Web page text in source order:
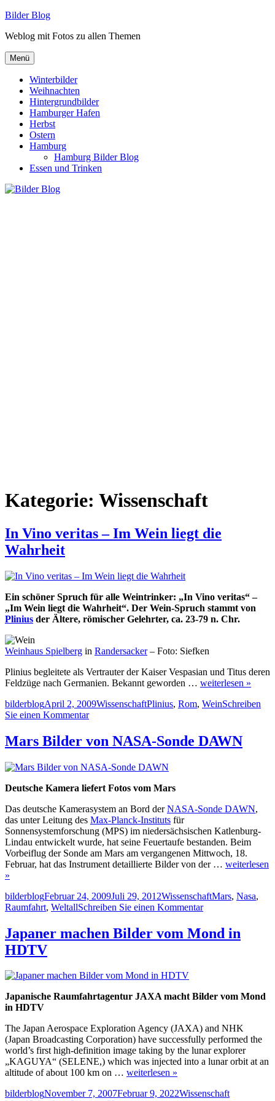
Zum
springen
Bilder Blog
Weblog mit Fotos zu allen Themen
Menü
Winterbilder
Weihnachten
Hintergrundbilder
Hamburger Hafen
Herbst
Ostern
Hamburg
Hamburg Bilder Blog
Essen und Trinken
Kategorie: Wissenschaft
In Vino veritas – Im Wein liegt die
Wahrheit
Ein schöner Spruch für alle Weintrinker: „In Vino veritas“ –
„Im Wein liegt die Wahrheit“. Der Wein-Spruch stammt von
Plinius der Ältere, römischer Gelehrter, ca. 23-79 n. Chr.
Weinhaus Spielberg in Randersacker– Foto: Siefken
Plinius begleitete als Vertrauter der Kaiser Vespasian und Titus deren
Feldzüge nach Germanien. Bekannt geworden … weiterlesen »
Autor
bilderblogVeröffentlicht
am
April 2, 2009Kategorien
WissenschaftSchlagwörter
Plinius, Rom, WeinSchreiben
Sie einen Kommentarzu
veritas
Im
liegt
Wahrheit
Mars Bilder von NASA-Sonde DAWN
Deutsche Kamera liefert Fotos vom Mars
Das deutsche Kamerasystem an Bord derNASA-Sonde DAWN,
das unter Leitung des Max-Planck-Instituts für
Sonnensystemforschung (MPS) im niedersächsischen Katlenburg-
Lindau entwickelt wurde, hat seine Feuertaufe bestanden. Beim
Vorbeiflug der Sonde am Mars am vergangenen Mittwoch, 18.
Februar, hat das Instrument detaillierte Bilder von der … weiterlesen
»
Autor
bilderblogVeröffentlicht
am
Februar 24, 2009Juli 29, 2012Kategorien
WissenschaftSchlagwörter
Mars, Nasa,
Raumfahrt, WeltallSchreiben Sie einen Kommentarzu
Bilder
von
Japaner machen Bilder vom Mond in
HDTV
Japanische Raumfahrtagentur JAXA macht Bilder vom Mond
in HDTV
The Japan Aerospace Exploration Agency (JAXA) and NHK
(Japan Broadcasting Corporation) have successfully performed the
world’s first high-definition image taking by the lunar explorer
„KAGUYA“ (SELENE,) which was injected into a lunar orbit at an
altitude of about 100 km on … weiterlesen »
Autor
bilderblogVeröffentlicht
November 7, 2007Februar 9, 2022Kategorien
Wissenschaft